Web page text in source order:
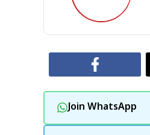
Join WhatsApp